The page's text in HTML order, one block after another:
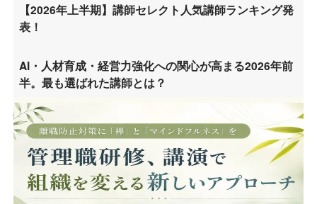
【2026年上半期】講師セレクト人気講師ランキング発
表！
AI・人材育成・経営力強化への関心が高まる2026年前
半。最も選ばれた講師とは？